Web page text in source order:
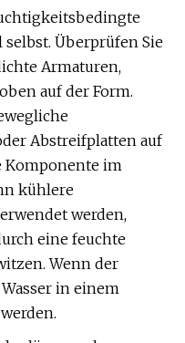
Überprüfen Sie
Armaturen,
auf der Form.
Abstreifplatten auf
Komponente im
kühlere
werden,
eine feuchte
Wenn der
in einem